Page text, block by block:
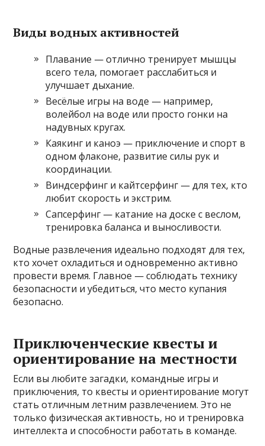
Виды водных активностей
Плавание — отлично тренирует мышцы
всего тела, помогает расслабиться и
улучшает дыхание.
Весёлые игры на воде — например,
волейбол на воде или просто гонки на
надувных кругах.
Каякинг и каноэ — приключение и спорт в
одном флаконе, развитие силы рук и
координации.
Виндсерфинг и кайтсерфинг — для тех, кто
любит скорость и экстрим.
Сапсерфинг — катание на доске с веслом,
тренировка баланса и выносливости.
Водные развлечения идеально подходят для тех,
кто хочет охладиться и одновременно активно
провести время. Главное — соблюдать технику
безопасности и убедиться, что место купания
безопасно.
Приключенческие квесты и
ориентирование на местности
Если вы любите загадки, командные игры и
приключения, то квесты и ориентирование могут
стать отличным летним развлечением. Это не
только физическая активность, но и тренировка
интеллекта и способности работать в команде.